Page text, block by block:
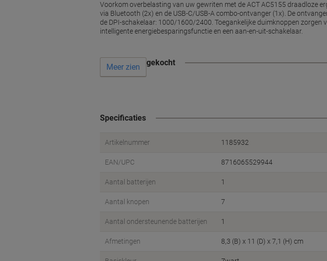
Voorkom overbelasting van uw gewriten met de ACT AC5155 draadloze
via Bluetooth (2x) en de USB-C/USB-A combo-ontvanger (1x). De
de DPI-schakelaar: 1000/1600/2400. Toegankelijke duimknoppen
intelligente energiebesparingsfunctie en een aan-en-uit-schakelaar.
Vaak samen gekocht
Meer zien
Specificaties
Artikelnummer 1185932
EAN/UPC 8716065529944
Aantal batterijen 1
Aantal knopen 7
Aantal ondersteunende batterijen 1
Afmetingen 8,3 (B) x 11 (D) x 7,1 (H) cm